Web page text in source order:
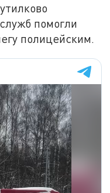
помогли
полицейским.